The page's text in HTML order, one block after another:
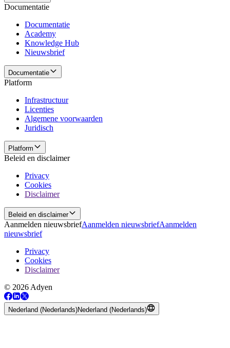
Documentatie
Documentatie
Academy
Knowledge Hub
Nieuwsbrief
Documentatie
Platform
Infrastructuur
Licenties
Algemene voorwaarden
Juridisch
Platform
Beleid en disclaimer
Privacy
Cookies
Disclaimer
Beleid en disclaimer
Aanmelden nieuwsbriefAanmelden nieuwsbriefAanmelden
nieuwsbrief
Privacy
Cookies
Disclaimer
© 2026 Adyen
Nederland (Nederlands)Nederland (Nederlands)